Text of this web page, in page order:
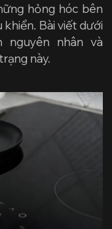
hỏng hóc bên
Bài viết dưới
nhân và
này.